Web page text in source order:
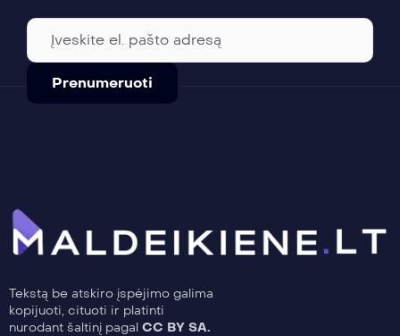
Tekstą be atskiro įspėjimo galima
kopijuoti, cituoti ir platinti
nurodant šaltinį pagal CC BY SA.